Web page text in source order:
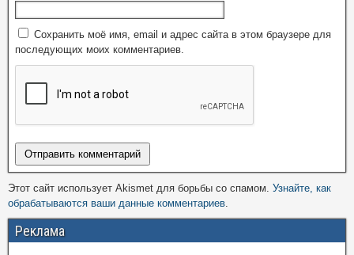
Сохранить моё имя, email и адрес сайта в этом браузере для
последующих моих комментариев.
Этот сайт использует Akismet для борьбы со спамом. Узнайте, как
обрабатываются ваши данные комментариев.
Реклама